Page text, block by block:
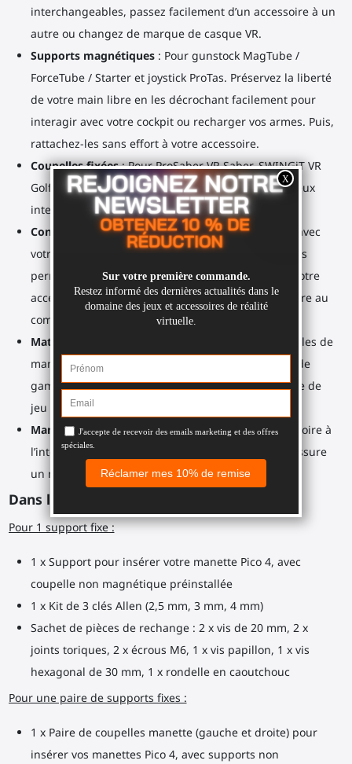
interchangeables, passez facilement d’un accessoire à un
autre ou changez de marque de casque VR.
Supports magnétiques: Pour gunstock MagTube /
ForceTube / Starter et joystick ProTas. Préservez la liberté
de votre main libre en les décrochant facilement pour
interagir avec votre cockpit ou recharger vos armes. Puis,
rattachez-les sans effort à votre accessoire.
Coupelles fixées: Pour ProSaber VR Saber, SWINGiT VR
Golf Club. Offrent une sécurité extrême pour des jeux
intenses comme BeatSaber, KayakVR ou Mini-golf.
Conçu pour durer: Mettez à jour votre accessoire avec
votre nouveau casque VR. Notre design unique vous
permet de simplement changer vos supports sur votre
accessoire VR, vous évitant de racheter un accessoire au
complet.
Matériaux d’impression 3D de qualité
: Nos coupelles de
manette sont fabriquées avec des matériaux haut de
gamme et des attaches fiables pour une expérience de
jeu durable.
Manettes protégées: Une couche de caoutchouc noire à
l’intérieur des coupelles protège vos manettes et assure
un maintien parfait.
Dans la boîte :
Pour 1 support fixe :
1 x Support pour insérer votre manette Pico 4, avec
coupelle non magnétique préinstallée
1 x Kit de 3 clés Allen (2,5 mm, 3 mm, 4 mm)
Sachet de pièces de rechange : 2 x vis de 20 mm, 2 x
joints toriques, 2 x écrous M6, 1 x vis papillon, 1 x vis
hexagonal de 30 mm, 1 x rondelle en caoutchouc
Pour une paire de supports fixes :
1 x Paire de coupelles manette (gauche et droite) pour
insérer vos manettes Pico 4, avec supports non